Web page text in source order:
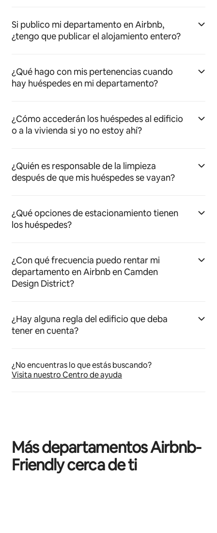
Si publico mi departamento en Airbnb,
¿tengo que publicar el alojamiento entero?
¿Qué hago con mis pertenencias cuando
hay huéspedes en mi departamento?
¿Cómo accederán los huéspedes al edificio
o a la vivienda si yo no estoy ahí?
¿Quién es responsable de la limpieza
después de que mis huéspedes se vayan?
¿Qué opciones de estacionamiento tienen
los huéspedes?
¿Con qué frecuencia puedo rentar mi
departamento en Airbnb en Camden
Design District?
¿Hay alguna regla del edificio que deba
tener en cuenta?
¿No encuentras lo que estás buscando?
Visita nuestro Centro de ayuda
Más departamentos Airbnb-
Friendly cerca de ti